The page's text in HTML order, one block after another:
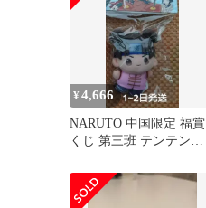
¥4,666
NARUTO 中国限定 福賞
くじ 第三班 テンテンぬ